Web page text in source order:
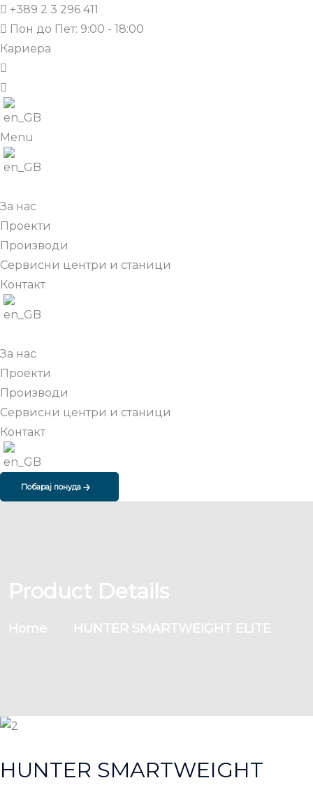
+389 2 3 296 411
Пон до Пет: 9:00 - 18:00
Кариера
Menu
За нас
Проекти
Производи
Сервисни центри и станици
Контакт
За нас
Проекти
Производи
Сервисни центри и станици
Контакт
Побарај понуда
Product Details
Home HUNTER SMARTWEIGHT ELITE
HUNTER SMARTWEIGHT